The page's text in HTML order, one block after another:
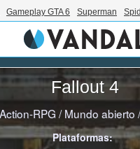
Gameplay GTA 6 Superman
Fallout 4
Action-RPG /Mundo abierto
Plataformas: